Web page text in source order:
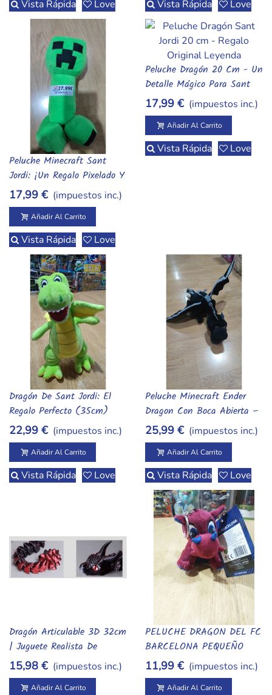
Vista Rápida Love Vista Rápida Love
Añadir Al Carrito
Peluche Minecraft Sant
Jordi: ¡Un Regalo Pixelado Y
Legendario!
17,99 € (impuestos inc.)
Añadir Al Carrito
Vista Rápida Love
Añadir Al Carrito
Peluche Dragón 20 Cm - Un
Detalle Mágico Para Sant
Jordi
17,99 € (impuestos inc.)
Añadir Al Carrito
Vista Rápida Love
Añadir Al Carrito
Dragón De Sant Jordi: El
Regalo Perfecto (35cm)
22,99 € (impuestos inc.)
Añadir Al Carrito
Vista Rápida Love
Añadir Al Carrito
Peluche Minecraft Ender
Dragon Con Boca Abierta –
Juguete Oficial
25,99 € (impuestos inc.)
Añadir Al Carrito
Vista Rápida Love
Añadir Al Carrito
Dragón Articulable 3D 32cm
| Juguete Realista De
Fantasía Para Niños
15,98 € (impuestos inc.)
Añadir Al Carrito
Añadir Al Carrito
PELUCHE DRAGON DEL FC
BARCELONA PEQUEÑO
11,99 € (impuestos inc.)
Añadir Al Carrito